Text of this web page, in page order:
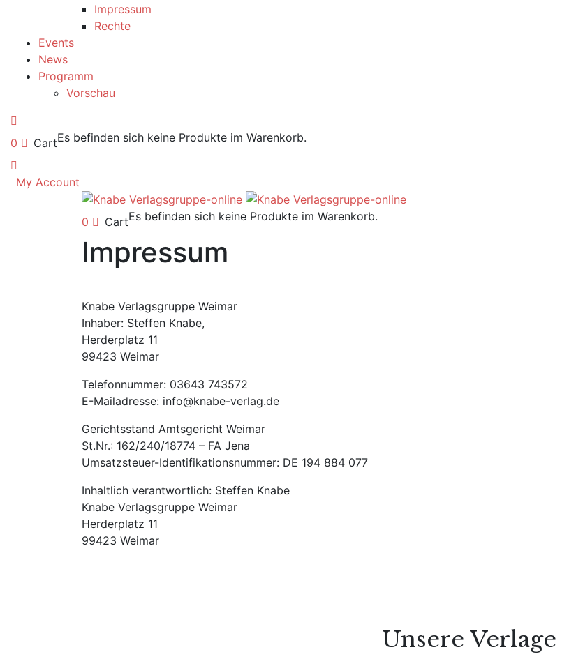
Impressum
Rechte
Events
News
Programm
Vorschau
0 CartEs befinden sich keine Produkte im Warenkorb.
My Account
0 CartEs befinden sich keine Produkte im Warenkorb.
Impressum
Knabe Verlagsgruppe Weimar
Inhaber: Steffen Knabe,
Herderplatz 11
99423 Weimar
Telefonnummer: 03643 743572
E-Mailadresse: info@knabe-verlag.de
Gerichtsstand Amtsgericht Weimar
St.Nr.: 162/240/18774 – FA Jena
Umsatzsteuer-Identifikationsnummer: DE 194 884 077
Inhaltlich verantwortlich: Steffen Knabe
Knabe Verlagsgruppe Weimar
Herderplatz 11
99423 Weimar
Unsere Verlage